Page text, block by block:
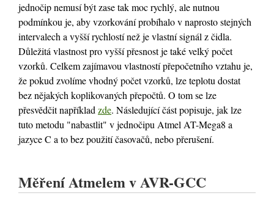
jednočip nemusí být zase tak moc rychlý, ale nutnou
podmínkou je, aby vzorkování probíhalo v naprosto stejných
intervalech a vyšší rychlostí než je vlastní signál z čidla.
Důležitá vlastnost pro vyšší přesnost je také velký počet
vzorků. Celkem zajímavou vlastností přepočetního vztahu je,
že pokud zvolíme vhodný počet vzorků, lze teplotu dostat
bez nějakých koplikovaných přepočtů. O tom se lze
přesvědčit například zde. Následující část popisuje, jak lze
tuto metodu "nabastlit" v jednočipu Atmel AT-Mega8 a
jazyce C a to bez použití časovačů, nebo přerušení.
Měření Atmelem v AVR-GCC